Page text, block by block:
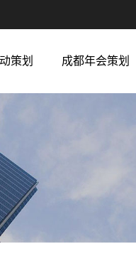
策划 成都年会策划